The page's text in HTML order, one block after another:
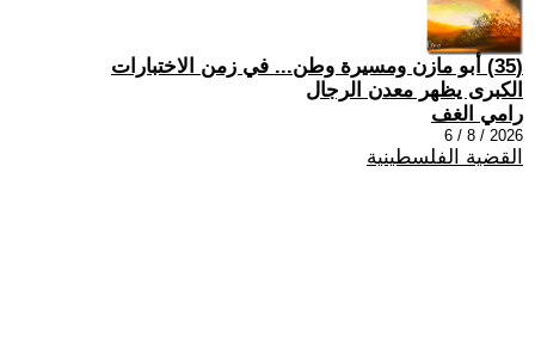
(35) أبو مازن ومسيرة وطن... في زمن الاختبارات
الكبرى يظهر معدن الرجال
رامي الغف
2026 / 8 / 6
القضية الفلسطينية